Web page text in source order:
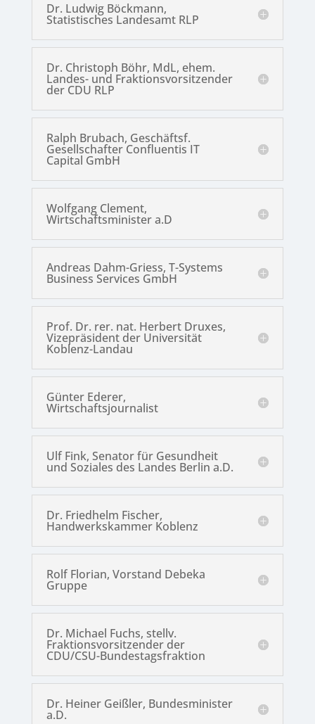
Dr. Ludwig Böckmann,
Statistisches Landesamt RLP
Dr. Christoph Böhr, MdL, ehem.
Landes- und Fraktionsvorsitzender
der CDU RLP
Ralph Brubach, Geschäftsf.
Gesellschafter Confluentis IT
Capital GmbH
Wolfgang Clement,
Wirtschaftsminister a.D
Andreas Dahm-Griess, T-Systems
Business Services GmbH
Prof. Dr. rer. nat. Herbert Druxes,
Vizepräsident der Universität
Koblenz-Landau
Günter Ederer,
Wirtschaftsjournalist
Ulf Fink, Senator für Gesundheit
und Soziales des Landes Berlin a.D.
Dr. Friedhelm Fischer,
Handwerkskammer Koblenz
Rolf Florian, Vorstand Debeka
Gruppe
Dr. Michael Fuchs, stellv.
Fraktionsvorsitzender der
CDU/CSU-Bundestagsfraktion
Dr. Heiner Geißler, Bundesminister
a.D.